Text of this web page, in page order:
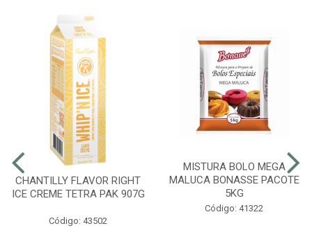
CHANTILLY FLAVOR RIGHT
ICE CREME TETRA PAK 907G
Código: 43502
MISTURA BOLO MEGA
MALUCA BONASSE PACOTE
5KG
Código: 41322